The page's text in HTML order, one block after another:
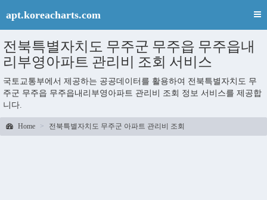
apt.koreacharts.com
전북특별자치도 무주군 무주읍 무주읍내
리부영아파트 관리비 조회 서비스
국토교통부에서 제공하는 공공데이터를 활용하여 전북특별자치도 무
주군 무주읍 무주읍내리부영아파트 관리비 조회 정보 서비스를 제공합
니다.
Home 전북특별자치도 무주군 아파트 관리비 조회